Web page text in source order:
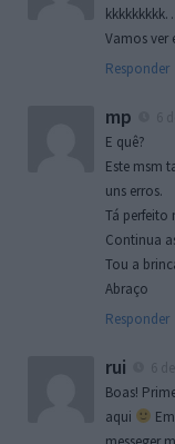
Vamos ver
Responder
mp
E quê?
Este msm
uns erros.
Tá perfeito
Continua
Tou a
Abraço
Responder
rui
Boas!
aqui